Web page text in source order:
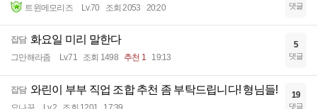
트윈메모리즈 Lv.70 조회 2053 20:20 댓글
잡담 화요일 미리 말한다
그만해라좀 Lv.71 조회 1498 추천 1 19:13
5
댓글
잡담 와린이 부부 직업 조합 추천 좀 부탁드립니다! 형님들! 19
댓글